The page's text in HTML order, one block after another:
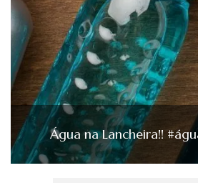
Água na Lancheira!!